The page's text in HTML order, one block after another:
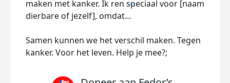
maken met kanker. Ik ren speciaal voor [naam
dierbare of jezelf], omdat…
Samen kunnen we het verschil maken. Tegen
kanker. Voor het leven. Help je mee?;